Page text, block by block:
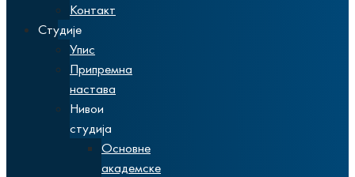
Контакт
Студије
Упис
Припремна
настава
Нивои
студија
Основне
академске